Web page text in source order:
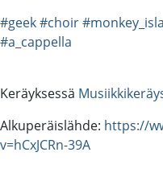
#geek#choir
#a_cappella
Keräyksessä
Alkuperäislähde: https://
v=hCxJCRn-39A